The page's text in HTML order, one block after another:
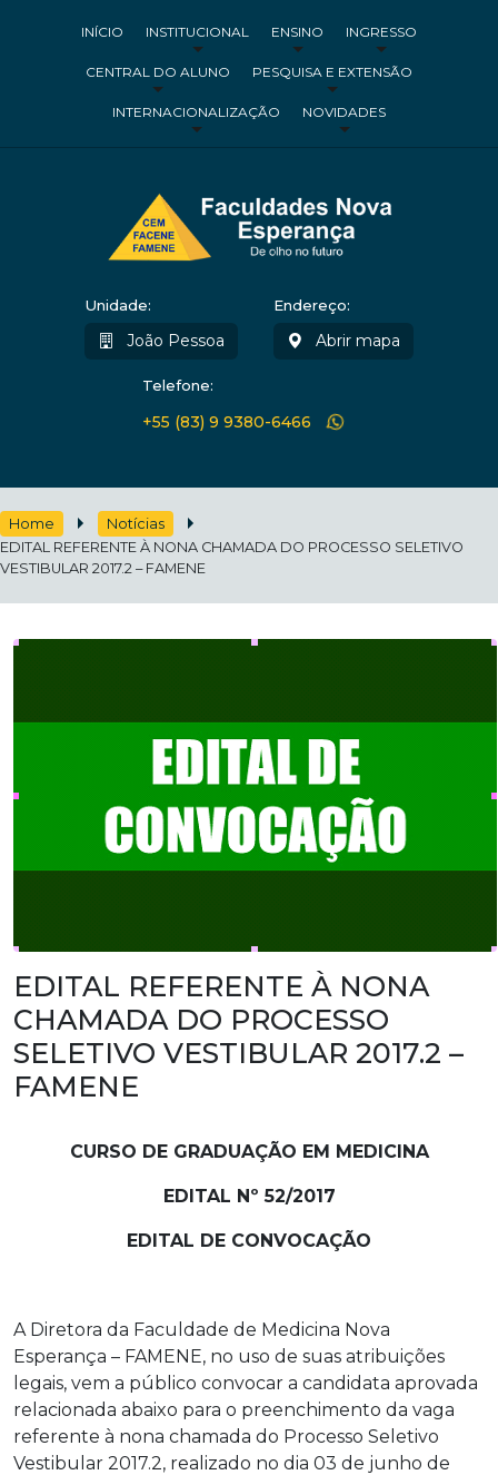
INÍCIO INSTITUCIONAL ENSINO INGRESSO
CENTRAL DO ALUNO PESQUISA E EXTENSÃO
INTERNACIONALIZAÇÃO NOVIDADES
Unidade:
João Pessoa
Endereço:
Abrir mapa
Telefone:
+55 (83) 9 9380-6466
Home
Notícias
EDITAL REFERENTE À NONA CHAMADA DO PROCESSO SELETIVO
VESTIBULAR 2017.2 – FAMENE
EDITAL REFERENTE À NONA
CHAMADA DO PROCESSO
SELETIVO VESTIBULAR 2017.2 –
FAMENE
CURSO DE GRADUAÇÃO EM MEDICINA
EDITAL Nº 52/2017
EDITAL DE CONVOCAÇÃO
A Diretora da Faculdade de Medicina Nova
Esperança – FAMENE, no uso de suas atribuições
legais, vem a público convocar a candidata aprovada
relacionada abaixo para o preenchimento da vaga
referente à nona chamada do Processo Seletivo
Vestibular 2017.2, realizado no dia 03 de junho de